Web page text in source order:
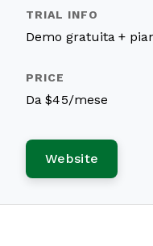
Demo gratuita +
Da $45/mese
Website